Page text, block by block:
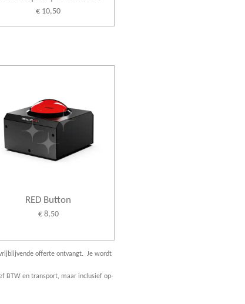
€ 10,50
RED Button
€ 8,50
offerte ontvangt. Je wordt
BTW en transport, maar inclusief op-